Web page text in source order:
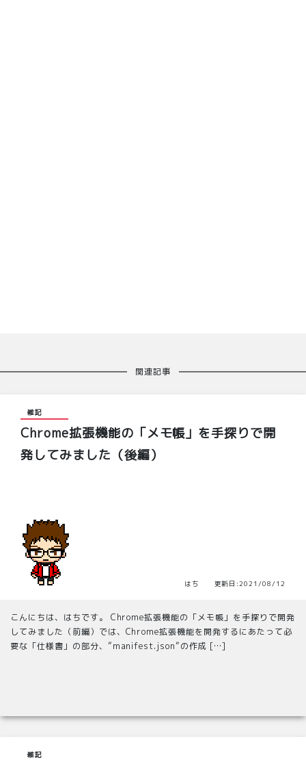
関連記事
雑記
Chrome拡張機能の「メモ帳」を手探りで開
発してみました（後編）
はち 更新日:2021/08/12
こんにちは、はちです。 Chrome拡張機能の「メモ帳」を手探りで開発
してみました（前編）では、Chrome拡張機能を開発するにあたって必
要な「仕様書」の部分、”manifest.json”の作成 […]
雑記